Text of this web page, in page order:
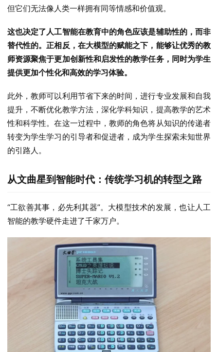
但它们无法像人类一样拥有同等情感和价值观。
这也决定了人工智能在教育中的角色应该是辅助性的，而非
替代性的。正相反，在大模型的赋能之下，能够让优秀的教
师资源聚焦于更加创新性和启发性的教学任务，同时为学生
提供更加个性化和高效的学习体验。
此外，教师可以利用节省下来的时间，进行专业发展和自我
提升，不断优化教学方法，深化学科知识，提高教学的艺术
性和科学性。在这一过程中，教师的角色将从知识的传递者
转变为学生学习的引导者和促进者，成为学生探索未知世界
的引路人。
从文曲星到智能时代：传统学习机的转型之路
“工欲善其事，必先利其器”。大模型技术的发展，也让人工
智能的教学硬件走进了千家万户。